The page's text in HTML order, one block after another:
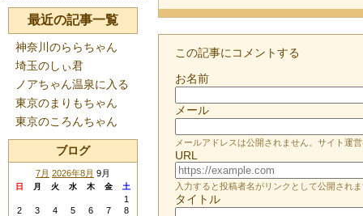
この記事にコメントする
お名前
メール
メールアドレスは公開されません。サイト運
URL
入力すると投稿者名がリンクとして公開され
タイトル
最近の記事一覧
神奈川のららちゃん
埼玉のしぃ君
ノアちゃん温泉に入る
東京のまりもちゃん
東京のころんちゃん
ブログ
7月 2026年8月 9月
日 月 火 水 木 金 土
1
2
3 4 5 6 7
8